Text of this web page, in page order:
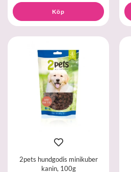
Köp
2pets hundgodis minikuber
kanin, 100g